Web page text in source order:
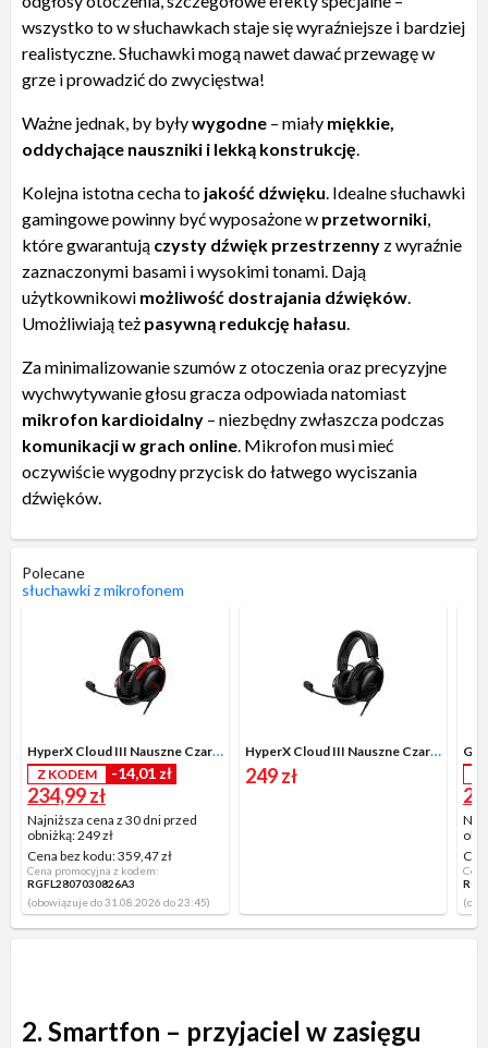
wszystko to w słuchawkach staje się wyraźniejsze i bardziej
realistyczne. Słuchawki mogą nawet dawać przewagę w
grze i prowadzić do zwycięstwa!
Ważne jednak, by byływygodne – miały miękkie,
oddychające nauszniki i lekką konstrukcję.
Kolejna istotna cecha to jakość dźwięku. Idealne słuchawki
gamingowe powinny być wyposażone w przetworniki,
które gwarantują czysty dźwięk przestrzenny z wyraźnie
zaznaczonymi basami i wysokimi tonami. Dają
użytkownikowi możliwość dostrajania dźwięków.
Umożliwiają też pasywną redukcję hałasu.
Za minimalizowanie szumów z otoczenia oraz precyzyjne
wychwytywanie głosu gracza odpowiada natomiast
mikrofon kardioidalny – niezbędny zwłaszcza podczas
komunikacji w grach online. Mikrofon musi mieć
oczywiście wygodny przycisk do łatwego wyciszania
dźwięków.
Polecane
słuchawki z mikrofonem
HyperX Cloud III Nauszne Czarno-czerwony
Z KODEM -14,01 zł
234,99 zł
Najniższa cena z 30 dni przed
obniżką:249 zł
Cena bez kodu:359,47 zł
Cena promocyjna z kodem:
RGFL2807030826A3
(obowiązuje do 31.08.2026 do 23:45)
HyperX Cloud III Nauszne Czarny
249 zł
2. Smartfon – przyjaciel w zasięgu